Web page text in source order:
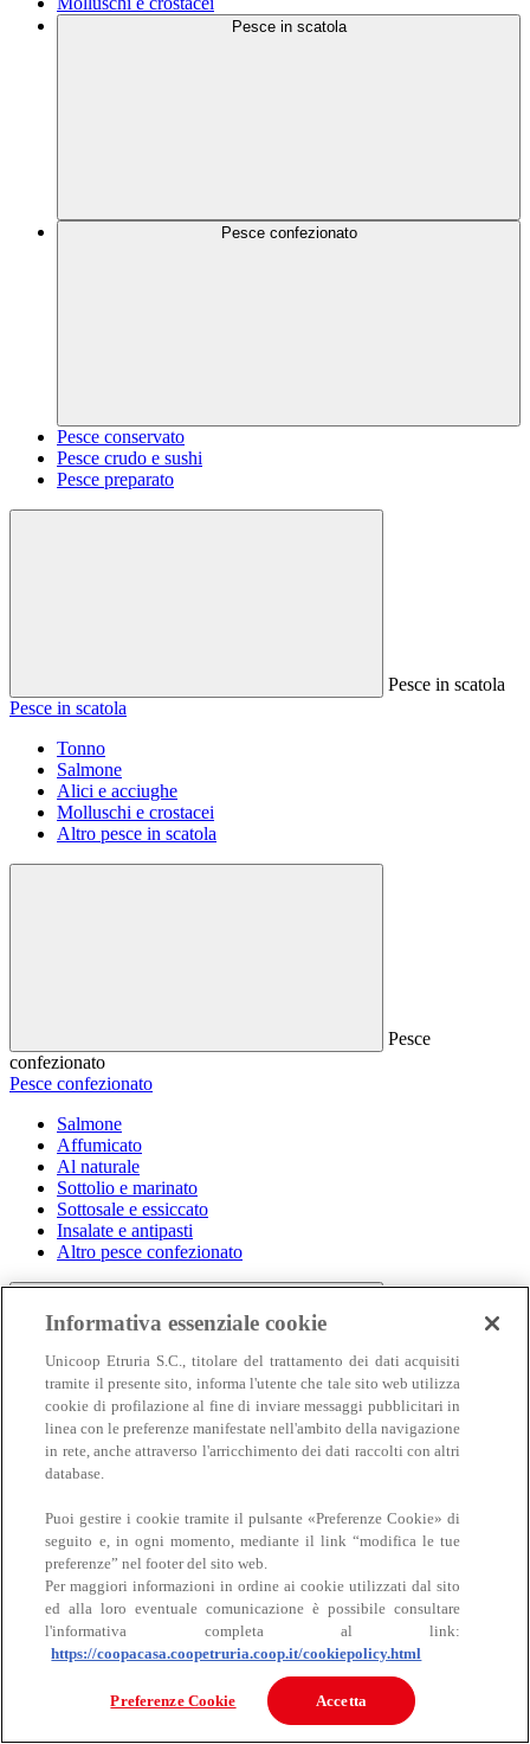
Pesce in scatola
Pesce confezionato
Pesce conservato
Pesce crudo e sushi
Pesce preparato
Pesce in scatola
Pesce in scatola
Tonno
Salmone
Alici e acciughe
Molluschi e crostacei
Altro pesce in scatola
Pesce
confezionato
Pesce confezionato
Salmone
Affumicato
Al naturale
Sottolio e marinato
Sottosale e essiccato
Insalate e antipasti
Altro pesce confezionato
Carne
Carne
Informativa essenziale cookie
Unicoop Etruria S.C., titolare del trattamento dei dati acquisiti
tramite il presente sito, informa l'utente che tale sito web utilizza
cookie di profilazione al fine di inviare messaggi pubblicitari in
linea con le preferenze manifestate nell'ambito della navigazione
in rete, anche attraverso l'arricchimento dei dati raccolti con altri
database.
Puoi gestire i cookie tramite il pulsante «Preferenze Cookie» di
seguito e, in ogni momento, mediante il link “modifica le tue
preferenze” nel footer del sito web.
Per maggiori informazioni in ordine ai cookie utilizzati dal sito
ed alla loro eventuale comunicazione è possibile consultare
l'informativa completa al link:
https://coopacasa.coopetruria.coop.it/cookiepolicy.html
Preferenze Cookie Accetta